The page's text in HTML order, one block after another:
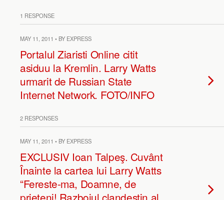
1 RESPONSE
MAY 11, 2011 • BY EXPRESS
Portalul Ziaristi Online citit
asiduu la Kremlin. Larry Watts
urmarit de Russian State
Internet Network. FOTO/INFO
2 RESPONSES
MAY 11, 2011 • BY EXPRESS
EXCLUSIV Ioan Talpeş. Cuvânt
Înainte la cartea lui Larry Watts
“Fereste-ma, Doamne, de
prieteni! Razboiul clandestin al